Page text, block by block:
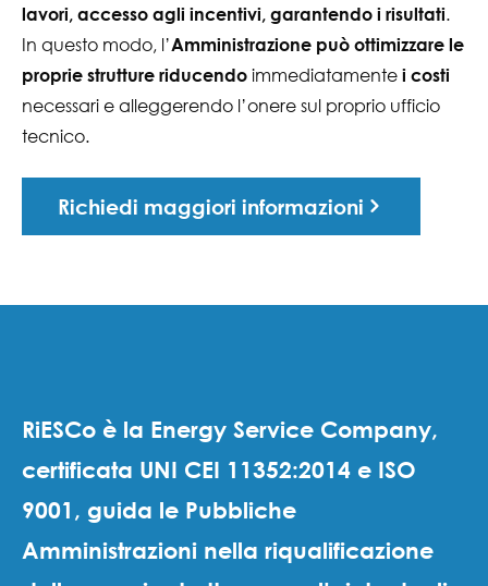
lavori, accesso agli incentivi, garantendo i risultati.
In questo modo, l’Amministrazione può ottimizzare le
proprie strutture riducendo immediatamente i costi
necessari e alleggerendo l’onere sul proprio ufficio
tecnico.
Richiedi maggiori informazioni
RiESCo è la Energy Service Company,
certificata UNI CEI 11352:2014 e ISO
9001, guida le Pubbliche
Amministrazioni nella riqualificazione